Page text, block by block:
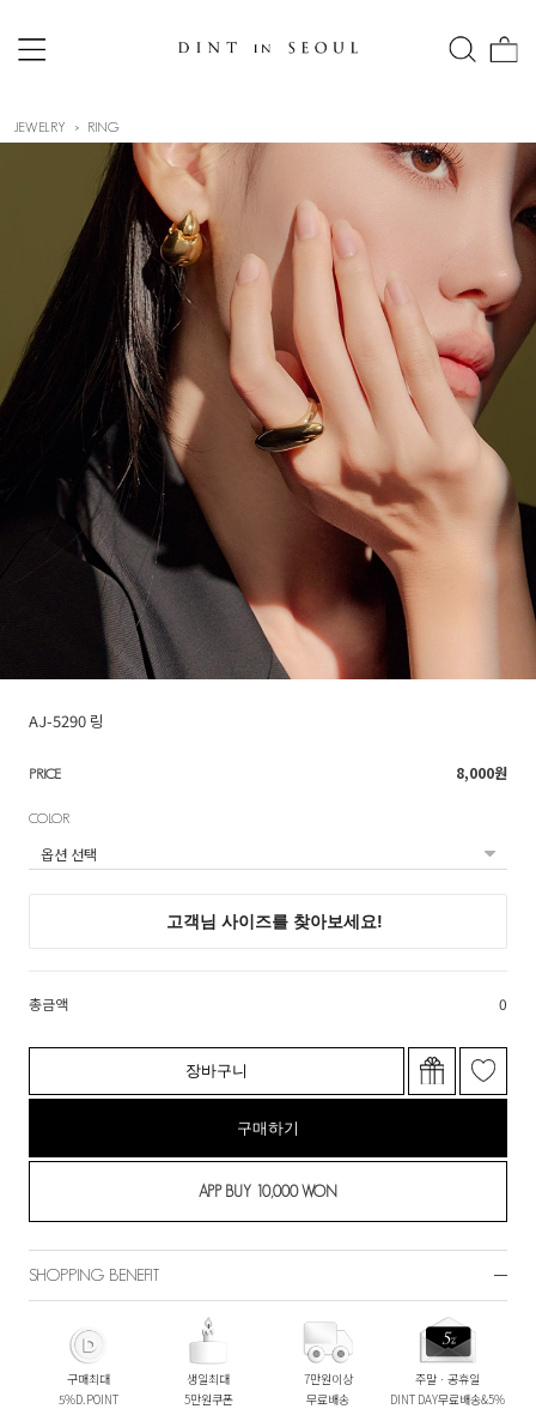
JEWELRY RING
AJ-5290 링
PRICE 8,000원
COLOR
총금액 0
장바구니
구매하기
SHOPPING BENEFIT
구매최대
5%D.POINT
생일최대
5만원쿠폰
7만원이상
무료배송
주말ㆍ공휴일
DINT DAY무료배송&5%